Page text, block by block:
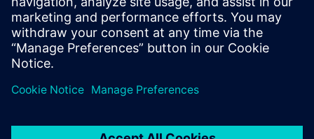
Automatisierungstechniker/in Service entspr.
ZVEI in TIA Portal (Präsenz-Test)